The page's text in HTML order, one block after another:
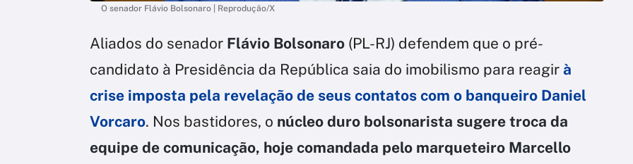
O senador Flávio Bolsonaro | Reprodução/X
Aliados do senador Flávio Bolsonaro (PL-RJ) defendem que o pré-
candidato à Presidência da República saia do imobilismo para reagir à
crise imposta pela revelação de seus contatos com o banqueiro Daniel
Vorcaro. Nos bastidores, o núcleo duro bolsonarista sugere troca da
equipe de comunicação, hoje comandada pelo marqueteiro Marcello